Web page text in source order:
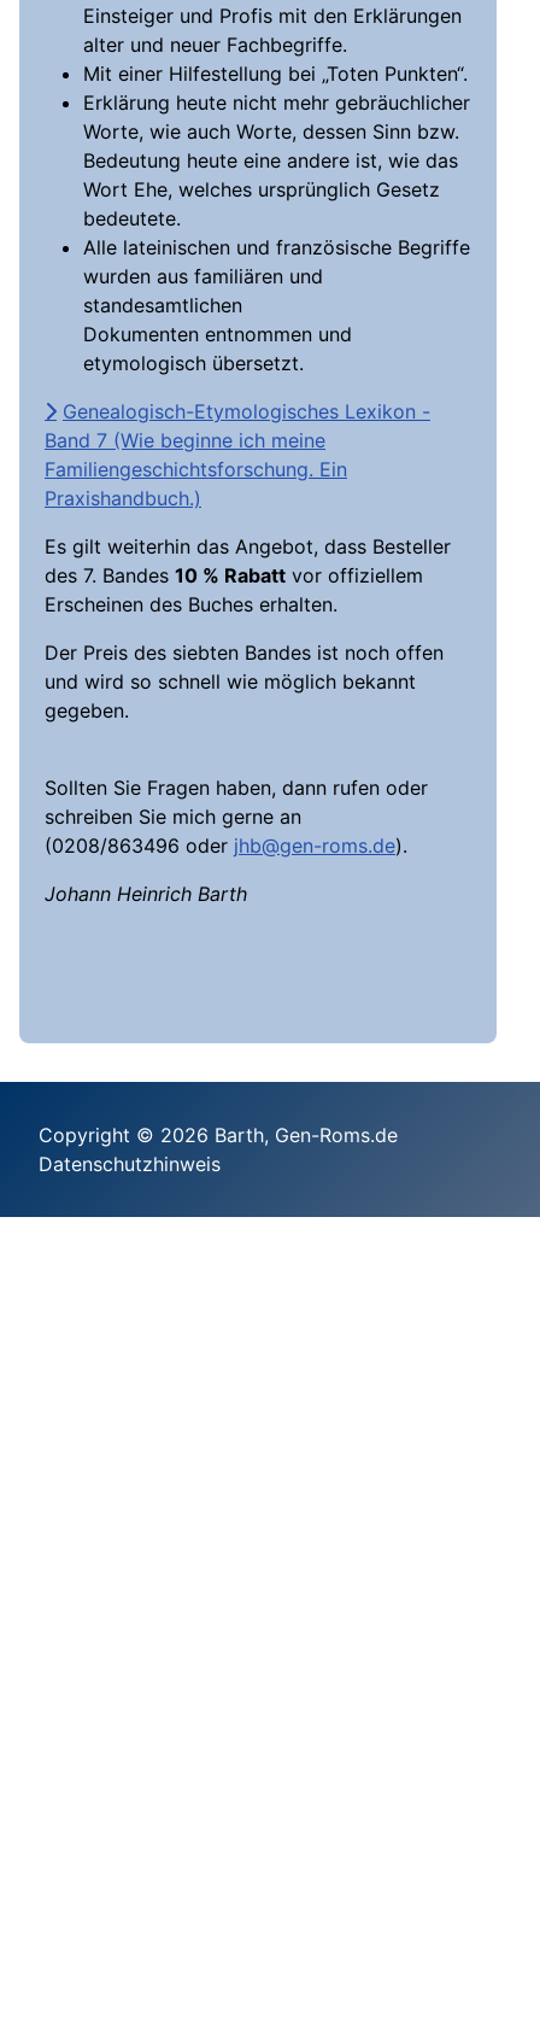
Einsteiger und Profis mit den Erklärungen
alter und neuer Fachbegriffe.
Mit einer Hilfestellung bei „Toten Punkten“.
Erklärung heute nicht mehr gebräuchlicher
Worte, wie auch Worte, dessen Sinn bzw.
Bedeutung heute eine andere ist, wie das
Wort Ehe, welches ursprünglich Gesetz
bedeutete.
Alle lateinischen und französische Begriffe
wurden aus familiären und
standesamtlichen
Dokumenten entnommen und
etymologisch übersetzt.
Genealogisch-Etymologisches Lexikon -
Band 7 (Wie beginne ich meine
Familiengeschichtsforschung. Ein
Praxishandbuch.)
Es gilt weiterhin das Angebot, dass Besteller
des 7. Bandes 10 % Rabatt vor offiziellem
Erscheinen des Buches erhalten.
Der Preis des siebten Bandes ist noch offen
und wird so schnell wie möglich bekannt
gegeben.
Sollten Sie Fragen haben, dann rufen oder
schreiben Sie mich gerne an
(0208/863496 oder jhb@gen-roms.de).
Johann Heinrich Barth
Copyright © 2026 Barth, Gen-Roms.de
Datenschutzhinweis